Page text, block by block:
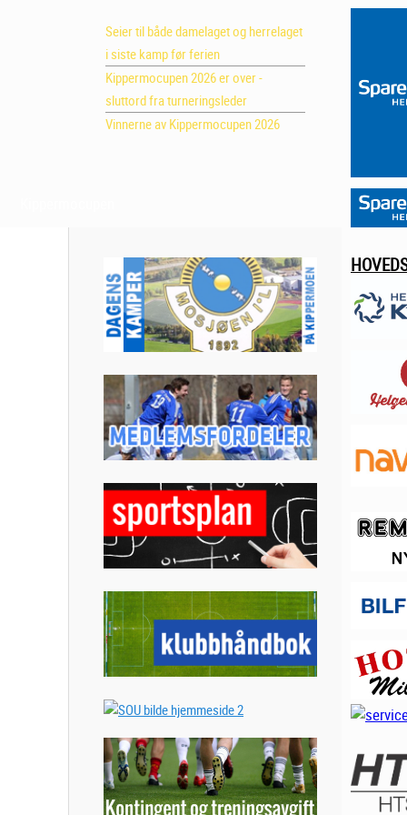
Seier til både damelaget og herrelaget
i siste kamp før ferien
Kippermocupen 2026 er over -
sluttord fra turneringsleder
Vinnerne av Kippermocupen 2026